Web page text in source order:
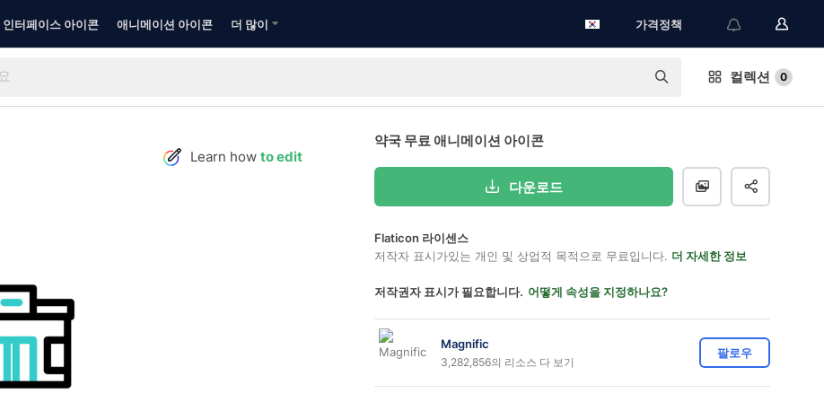
인터페이스 아이콘 애니메이션 아이콘 더 많이 가격정책
컬렉션 0
Learn how to edit
약국 무료 애니메이션 아이콘
다운로드
Flaticon 라이센스
저작자 표시가있는 개인 및 상업적 목적으로 무료입니다. 더 자세한 정보
저작권자 표시가 필요합니다. 어떻게 속성을 지정하나요?
Magnific
3,282,856의 리소스 다 보기
팔로우